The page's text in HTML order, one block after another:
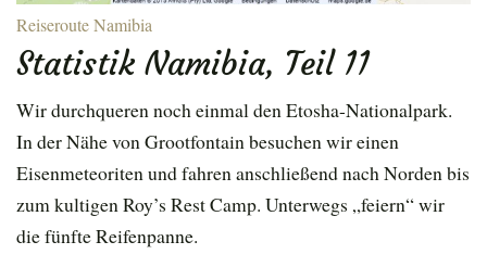
Reiseroute Namibia
Statistik Namibia, Teil 11
Wir durchqueren noch einmal den Etosha-Nationalpark.
In der Nähe von Grootfontain besuchen wir einen
Eisenmeteoriten und fahren anschließend nach Norden bis
zum kultigen Roy’s Rest Camp. Unterwegs „feiern“ wir
die fünfte Reifenpanne.